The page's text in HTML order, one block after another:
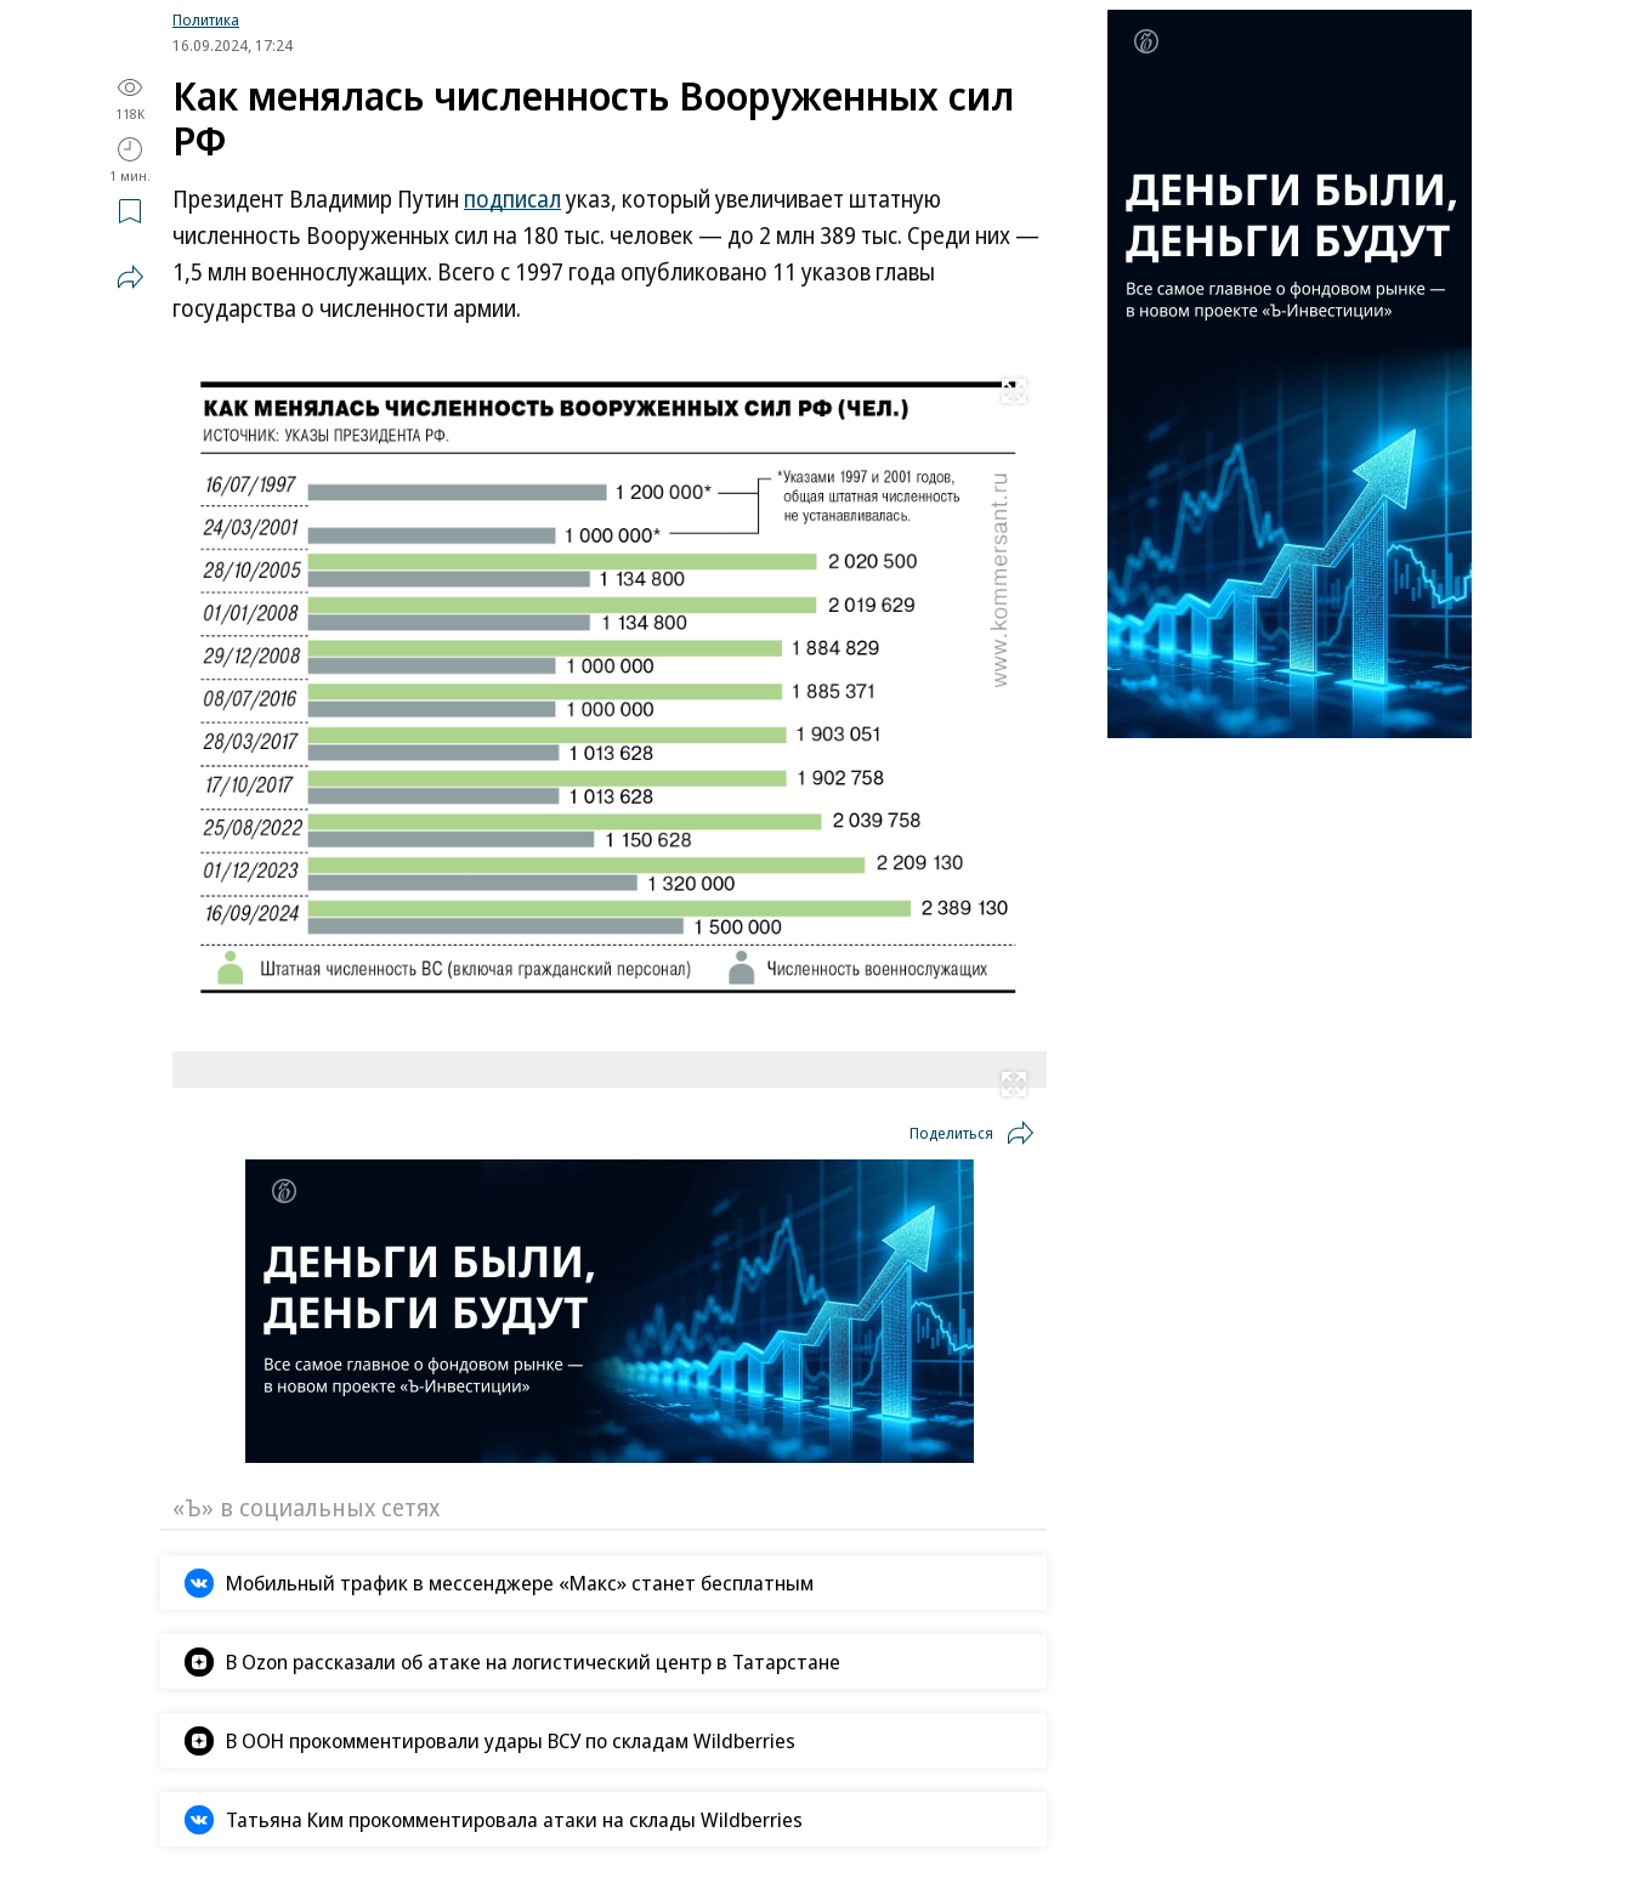
Политика
16.09.2024, 17:24
118K
1 мин.
Как менялась численность Вооруженных сил
РФ
Президент Владимир Путин подписалуказ, который увеличивает штатную
численность Вооруженных сил на 180 тыс. человек — до 2 млн 389 тыс. Среди них —
1,5 млн военнослужащих. Всего c 1997 года опубликовано 11 указов главы
государства о численности армии.
Развернуть на весь экран
Развернуть на весь экран
Поделиться
«Ъ» в социальных сетях
Мобильный трафик в мессенджере «Макс» станет бесплатным
В Ozon рассказали об атаке на логистический центр в Татарстане
В ООН прокомментировали удары ВСУ по складам Wildberries
Татьяна Ким прокомментировала атаки на склады Wildberries